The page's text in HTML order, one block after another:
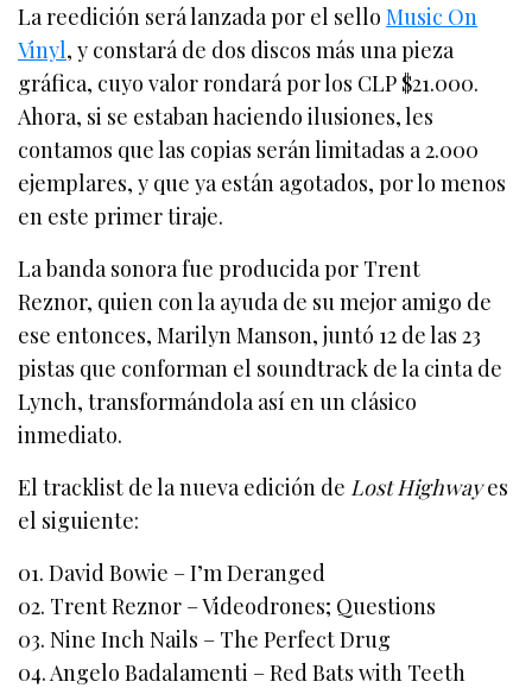
La reedición será lanzada por el selloMusic On
Vinyl, y constará de dos discos más una pieza
gráfica, cuyo valor rondará por los CLP $21.000.
Ahora, si se estaban haciendo ilusiones, les
contamos que las copias serán limitadas a 2.000
ejemplares, y que ya están agotados, por lo menos
en este primer tiraje.
La banda sonora fue producida por Trent
Reznor, quien con la ayuda de su mejor amigo de
ese entonces, Marilyn Manson, juntó 12 de las 23
pistas que conforman el soundtrack de la cinta de
Lynch, transformándola así en un clásico
inmediato.
El tracklist de la nueva edición de Lost Highwayes
el siguiente:
01. David Bowie – I’m Deranged
02. Trent Reznor – Videodrones; Questions
03. Nine Inch Nails – The Perfect Drug
04. Angelo Badalamenti – Red Bats with Teeth